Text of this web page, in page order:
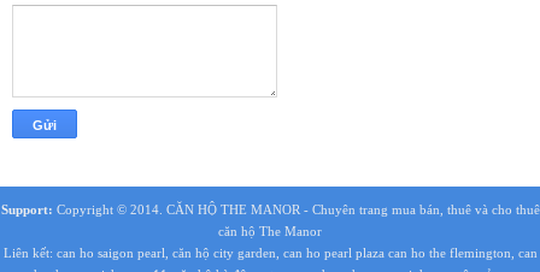
Support: Copyright © 2014. CĂN HỘ THE MANOR - Chuyên trang mua bán, thuê và cho thuê
căn hộ The Manor
Liên kết: can ho saigon pearl căn hộ city garden can ho pearl plaza can ho the flemington can